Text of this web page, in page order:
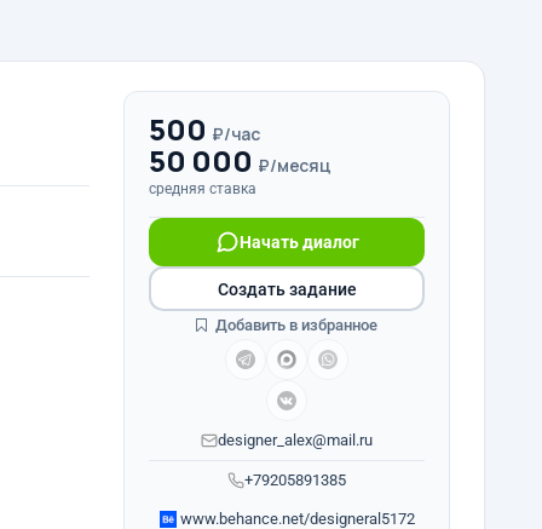
500 ₽/час
50 000 ₽/месяц
средняя ставка
+79205891385
Начать диалог
designer_alex@mail.ru
www.behance.net/designeral5172
Создать задание
Добавить в избранное